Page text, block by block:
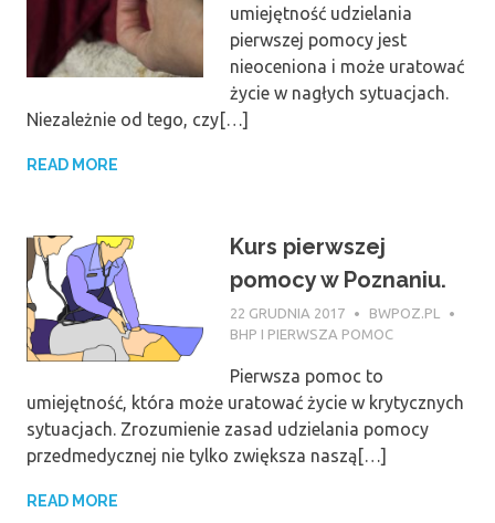
umiejętność udzielania
pierwszej pomocy jest
nieoceniona i może uratować
życie w nagłych sytuacjach.
Niezależnie od tego, czy[…]
READ MORE
Kurs pierwszej
pomocy w Poznaniu.
22 GRUDNIA 2017
BWPOZ.PL
BHP I PIERWSZA POMOC
Pierwsza pomoc to
umiejętność, która może uratować życie w krytycznych
sytuacjach. Zrozumienie zasad udzielania pomocy
przedmedycznej nie tylko zwiększa naszą[…]
READ MORE